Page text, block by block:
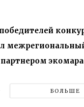
БОЛЬШЕ